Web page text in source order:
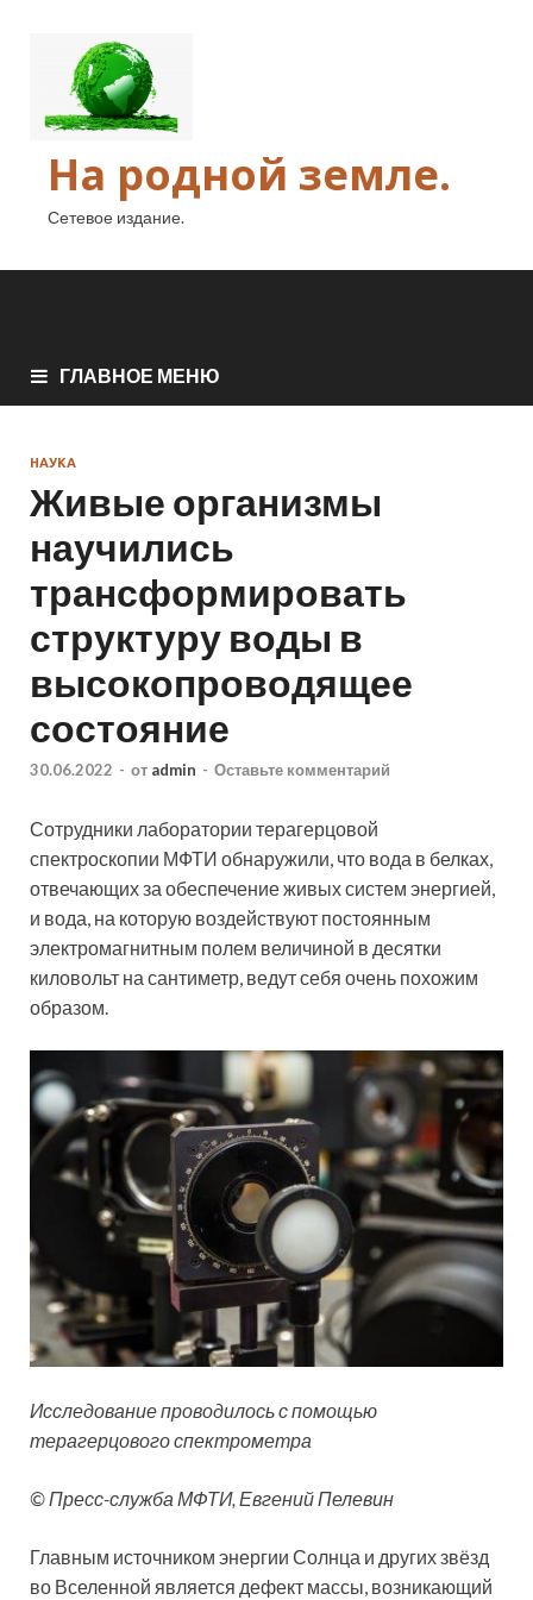
На родной земле.
Сетевое издание.
ГЛАВНОЕ МЕНЮ
НАУКА
Живые организмы
научились
трансформировать
структуру воды в
высокопроводящее
состояние
30.06.2022 - от admin - Оставьте комментарий
Сотрудники лаборатории терагерцовой
спектроскопии МФТИ обнаружили, что вода в белках,
отвечающих за обеспечение живых систем энергией,
и вода, на которую воздействуют постоянным
электромагнитным полем величиной в десятки
киловольт на сантиметр, ведут себя очень похожим
образом.
Исследование проводилось с помощью
терагерцового спектрометра
© Пресс-служба МФТИ, Евгений Пелевин
Главным источником энергии Солнца и других звёзд
во Вселенной является дефект массы, возникающий